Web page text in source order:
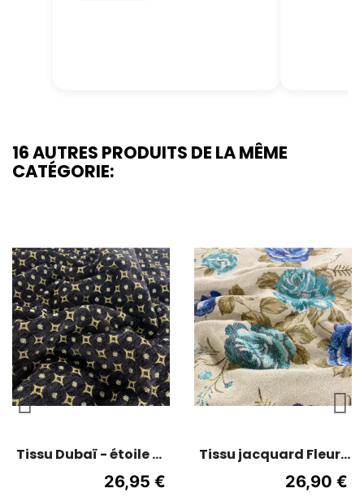
16 AUTRES PRODUITS DE LA MÊME
CATÉGORIE:
Tissu Dubaï - étoile or
- 140 cm de large
26,95 €
Tissu jacquard Fleurs
- 280 cm de large -
Fond beige26,90 €